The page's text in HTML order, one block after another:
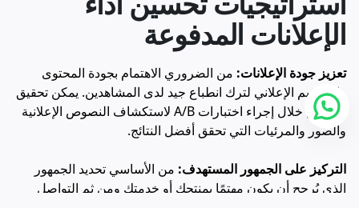
الإعلانات المدفوعة
تعزيز جودة الإعلانات: من الضروري الاهتمام بجودة المحتوى
والتصميم الإعلاني لترك انطباع جيد لدى المشاهدين. يمكن تحقيق
ذلك من خلال إجراء اختبارات A/B لاستكشاف النصوص الإعلانية
والصور والمرئيات التي تحقق أفضل النتائج.
التركيز على الجمهور المستهدف: من الأساسي تحديد الجمهور
الذي يُرجح أن يكون مهتمًا بمنتجك أو خدمتك ومن ثم التواصل